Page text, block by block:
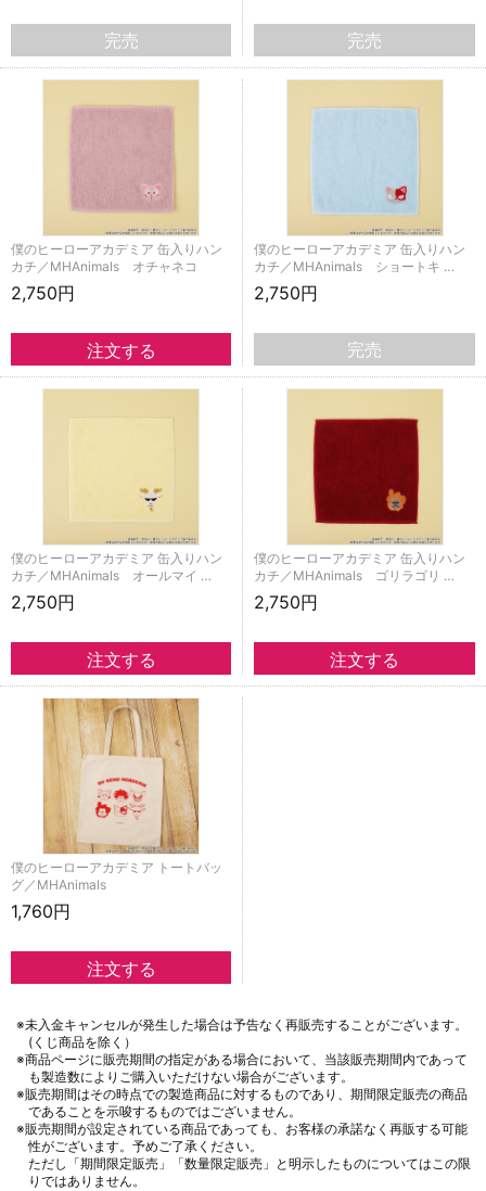
完売 完売
僕のヒーローアカデミア 缶入りハン
カチ／MHAnimals オチャネコ
2,750円
僕のヒーローアカデミア 缶入りハン
カチ／MHAnimals ショートキ …
2,750円
完売
僕のヒーローアカデミア 缶入りハン
カチ／MHAnimals オールマイ …
2,750円
僕のヒーローアカデミア 缶入りハン
カチ／MHAnimals ゴリラゴリ …
2,750円
僕のヒーローアカデミア トートバッ
グ／MHAnimals
1,760円
※未入金キャンセルが発生した場合は予告なく再販売することがございます。
(くじ商品を除く）
※商品ページに販売期間の指定がある場合において、当該販売期間内であって
も製造数によりご購入いただけない場合がございます。
※販売期間はその時点での製造商品に対するものであり、期間限定販売の商品
であることを示唆するものではございません。
※販売期間が設定されている商品であっても、お客様の承諾なく再販する可能
性がございます。予めご了承ください。
ただし「期間限定販売」「数量限定販売」と明示したものについてはこの限
りではありません。